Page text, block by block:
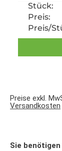
Stück:
Preis:
Preis/
Preise exkl.
Versandkosten
Sie